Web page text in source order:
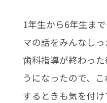
1年生から6年生ま
マの話をみんなしっ
歯科指導が終わっ
うになったので、
するときも気を付け